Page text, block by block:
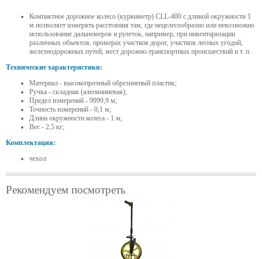
Компактное дорожное колесо (курвиметр) CLL-400 с длиной окружности 1
м позволяет измерять расстояния там, где нецелесообразно или невозможно
использование дальномеров и рулеток, например, при инвентаризации
различных объектов, промерах участков дорог, участков лесных угодий,
железнодорожных путей, мест дорожно-транспортных происшествий и т. п.
Технические характеристики:
Материал - высокопрочный обрезиненый пластик;
Ручка - складная (алюминиевая);
Предел измерений - 9999,9 м;
Точность измерений - 0,1 м;
Длина окружности колеса - 1 м;
Вес - 2,5 кг;
Комплектация:
чехол
Рекомендуем посмотреть